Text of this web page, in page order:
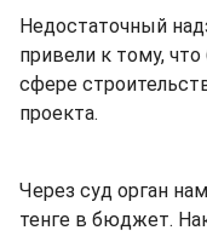
Недостаточный
привели к тому,
сфере
проекта.
Через суд орган
тенге в бюджет.